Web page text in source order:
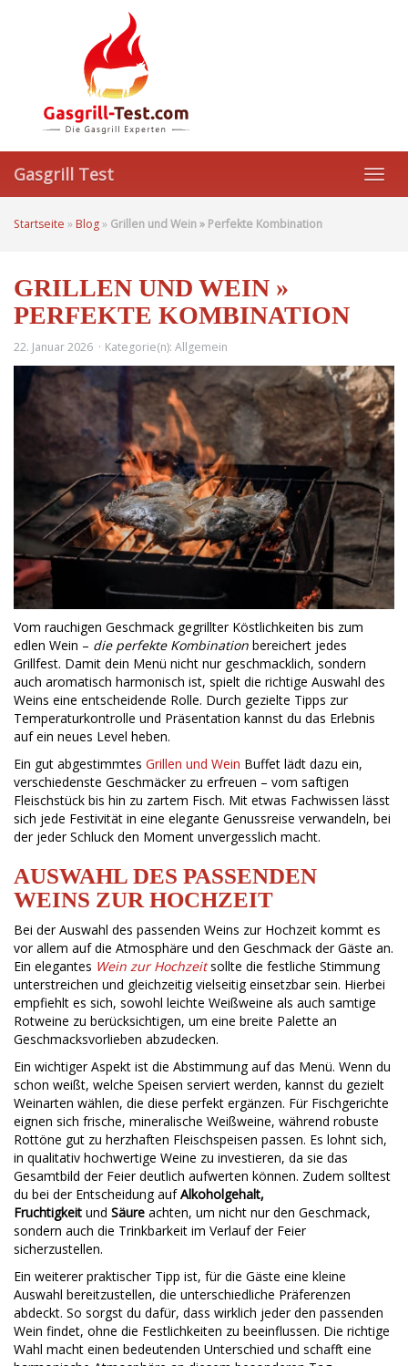
Gasgrill Test
Startseite » Blog» Grillen und Wein » Perfekte Kombination
GRILLEN UND WEIN »
PERFEKTE KOMBINATION
22. Januar 2026 Kategorie(n): Allgemein
Vom rauchigen Geschmack gegrillter Köstlichkeiten bis zum
edlen Wein – die perfekte Kombination bereichert jedes
Grillfest. Damit dein Menü nicht nur geschmacklich, sondern
auch aromatisch harmonisch ist, spielt die richtige Auswahl des
Weins eine entscheidende Rolle. Durch gezielte Tipps zur
Temperaturkontrolle und Präsentation kannst du das Erlebnis
auf ein neues Level heben.
Ein gut abgestimmtes Grillen und Wein Buffet lädt dazu ein,
verschiedenste Geschmäcker zu erfreuen – vom saftigen
Fleischstück bis hin zu zartem Fisch. Mit etwas Fachwissen lässt
sich jede Festivität in eine elegante Genussreise verwandeln, bei
der jeder Schluck den Moment unvergesslich macht.
AUSWAHL DES PASSENDEN
WEINS ZUR HOCHZEIT
Bei der Auswahl des passenden Weins zur Hochzeit kommt es
vor allem auf die Atmosphäre und den Geschmack der Gäste an.
Ein elegantes Wein zur Hochzeitsollte die festliche Stimmung
unterstreichen und gleichzeitig vielseitig einsetzbar sein. Hierbei
empfiehlt es sich, sowohl leichte Weißweine als auch samtige
Rotweine zu berücksichtigen, um eine breite Palette an
Geschmacksvorlieben abzudecken.
Ein wichtiger Aspekt ist die Abstimmung auf das Menü. Wenn du
schon weißt, welche Speisen serviert werden, kannst du gezielt
Weinarten wählen, die diese perfekt ergänzen. Für Fischgerichte
eignen sich frische, mineralische Weißweine, während robuste
Rottöne gut zu herzhaften Fleischspeisen passen. Es lohnt sich,
in qualitativ hochwertige Weine zu investieren, da sie das
Gesamtbild der Feier deutlich aufwerten können. Zudem solltest
du bei der Entscheidung aufAlkoholgehalt,
Fruchtigkeit und Säure achten, um nicht nur den Geschmack,
sondern auch die Trinkbarkeit im Verlauf der Feier
sicherzustellen.
Ein weiterer praktischer Tipp ist, für die Gäste eine kleine
Auswahl bereitzustellen, die unterschiedliche Präferenzen
abdeckt. So sorgst du dafür, dass wirklich jeder den passenden
Wein findet, ohne die Festlichkeiten zu beeinflussen. Die richtige
Wahl macht einen bedeutenden Unterschied und schafft eine